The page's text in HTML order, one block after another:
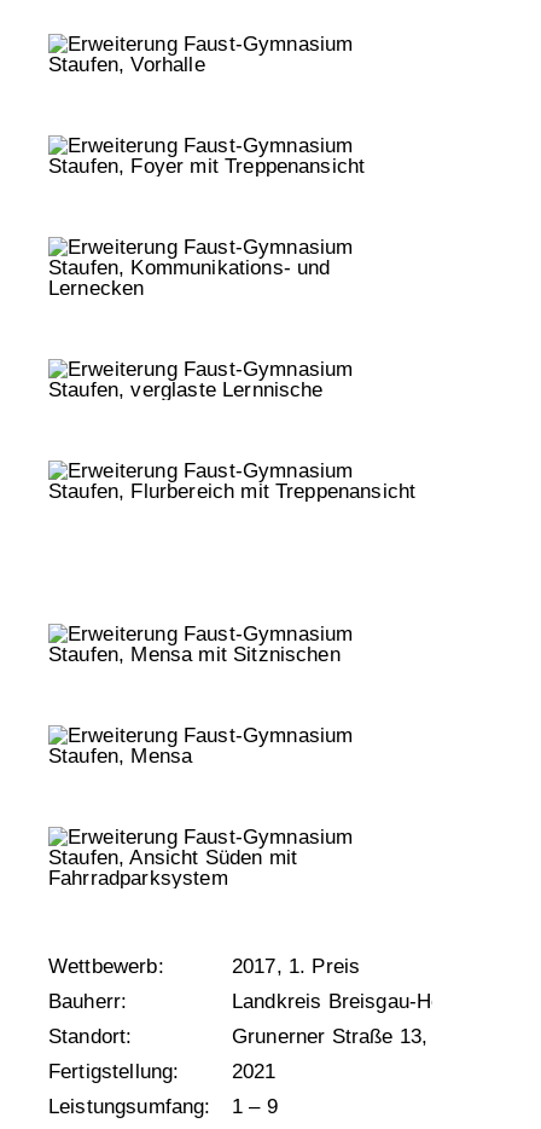
Wettbewerb:
2017, 1. Preis
Bauherr:
Landkreis Breisgau-
Standort:
Grunerner Straße 13, 79219
Fertigstellung:
2021
Leistungsumfang:
1 – 9